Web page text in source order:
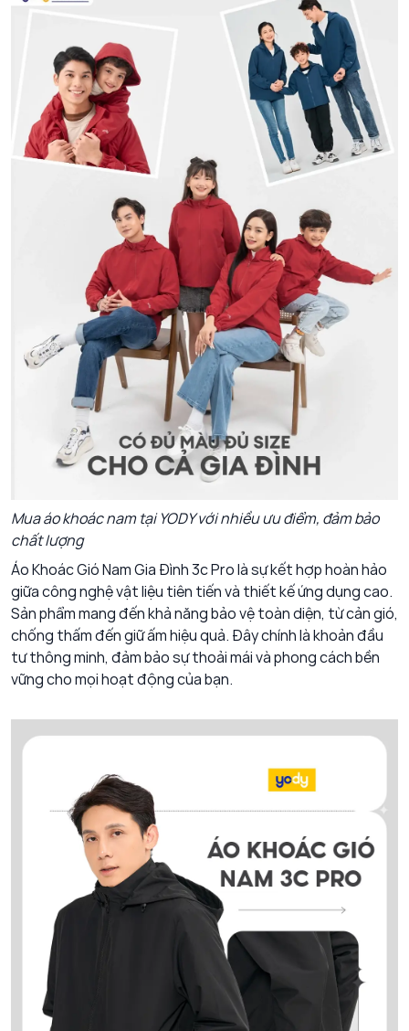
Mua áo khoác nam tại YODY với nhiều ưu điểm, đảm bảo
chất lượng
Áo Khoác Gió Nam Gia Đình 3c Prolà sự kết hợp hoàn hảo
giữa công nghệ vật liệu tiên tiến và thiết kế ứng dụng cao.
Sản phẩm mang đến khả năng bảo vệ toàn diện, từ cản gió,
chống thấm đến giữ ấm hiệu quả. Đây chính là khoản đầu
tư thông minh, đảm bảo sự thoải mái và phong cách bền
vững cho mọi hoạt động của bạn.